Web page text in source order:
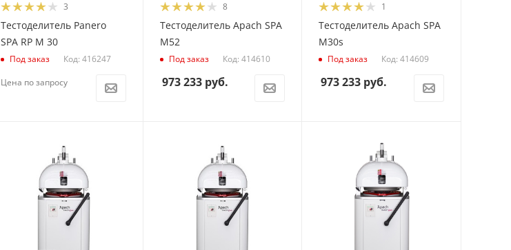
3
Тестоделитель Panero
SPA RP M 30
Под заказ Код: 416247
Цена по запросу
8
Тестоделитель Apach SPA
M52
Под заказ Код: 414610
973 233руб.
1
Тестоделитель Apach SPA
M30s
Под заказ Код: 414609
973 233 руб.